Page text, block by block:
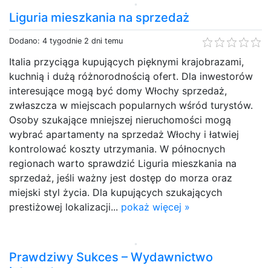
Liguria mieszkania na sprzedaż
Dodano: 4 tygodnie 2 dni temu
Italia przyciąga kupujących pięknymi krajobrazami,
kuchnią i dużą różnorodnością ofert. Dla inwestorów
interesujące mogą być domy Włochy sprzedaż,
zwłaszcza w miejscach popularnych wśród turystów.
Osoby szukające mniejszej nieruchomości mogą
wybrać apartamenty na sprzedaż Włochy i łatwiej
kontrolować koszty utrzymania. W północnych
regionach warto sprawdzić Liguria mieszkania na
sprzedaż, jeśli ważny jest dostęp do morza oraz
miejski styl życia. Dla kupujących szukających
prestiżowej lokalizacji... pokaż więcej »
Prawdziwy Sukces – Wydawnictwo